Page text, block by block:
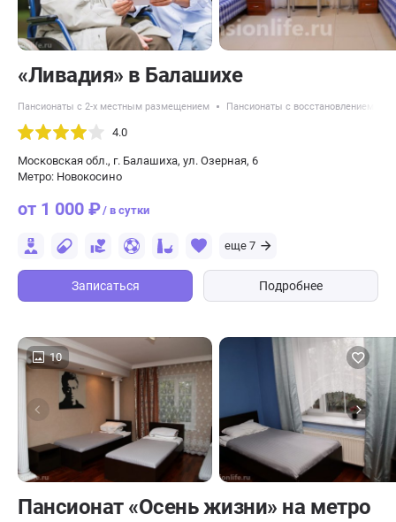
«Ливадия» в Балашихе
Пансионаты с 2-х местным размещением Пансионаты с восстановлением
4.0
Московская обл., г. Балашиха, ул. Озерная, 6
Метро: Новокосино
от 1 000 ₽/ в сутки
еще 7
Записаться Подробнее
10
Пансионат «Осень жизни» на метро